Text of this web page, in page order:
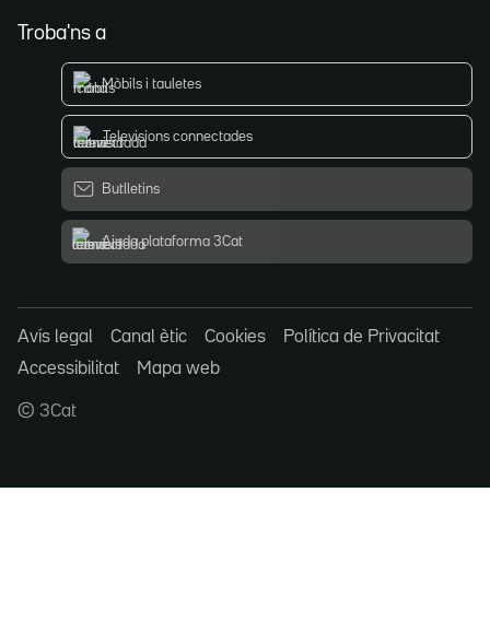
Troba'ns a
Mòbils i tauletes
Televisions connectades
Butlletins
Ajuda plataforma 3Cat
Avís legal Canal ètic Cookies
Política de Privacitat
Accessibilitat
Mapa web
© 3Cat